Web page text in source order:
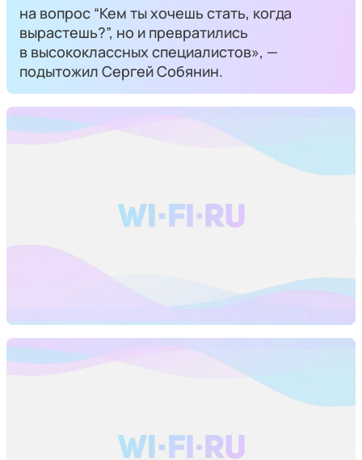
на вопрос “Кем ты хочешь стать, когда
вырастешь?”, но и превратились
в высококлассных специалистов», —
подытожил Сергей Собянин.